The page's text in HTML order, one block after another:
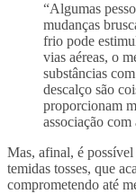
“Algumas
mudanças
frio pode
vias aéreas, o
substâncias
descalço são
proporcionam
associação com
Mas, afinal, é possível
temidas tosses, que
comprometendo até